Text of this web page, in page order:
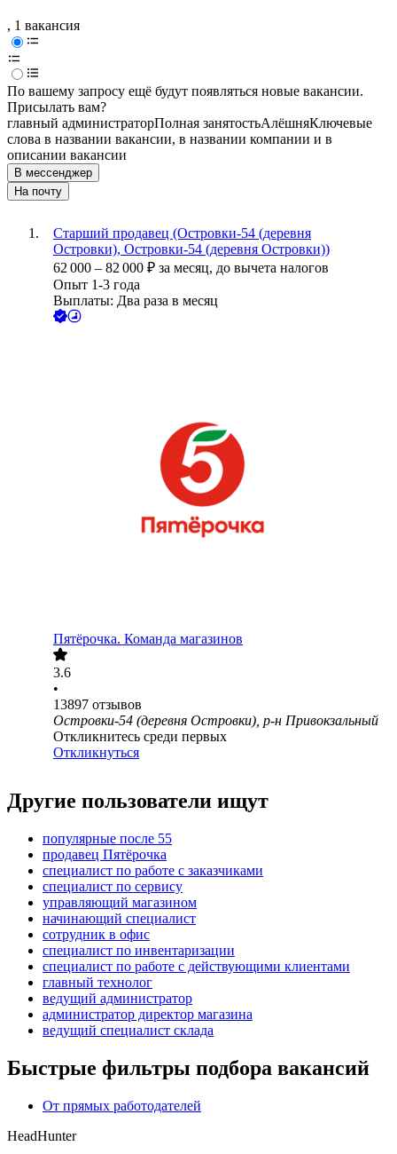
, 1 вакансия
По вашему запросу ещё будут появляться новые вакансии.
Присылать вам?
главный администраторПолная занятостьАлёшняКлючевые
слова в названии вакансии, в названии компании и в
описании вакансии
В мессенджер
На почту
Старший продавец (Островки-54 (деревня
Островки), Островки-54 (деревня Островки))
62 000 – 82 000 ₽ за месяц, до вычета налогов
Опыт 1-3 года
Выплаты: Два раза в месяц
Пятёрочка. Команда магазинов
3.6
•
13897 отзывов
Островки-54 (деревня Островки), р-н Привокзальный
Откликнитесь среди первых
Откликнуться
Другие пользователи ищут
популярные после 55
продавец Пятёрочка
специалист по работе с заказчиками
специалист по сервису
управляющий магазином
начинающий специалист
сотрудник в офис
специалист по инвентаризации
специалист по работе с действующими клиентами
главный технолог
ведущий администратор
администратор директор магазина
ведущий специалист склада
Быстрые фильтры подбора вакансий
От прямых работодателей
HeadHunter